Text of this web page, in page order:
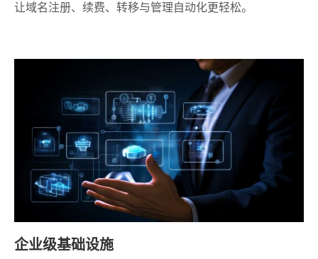
让域名注册、续费、转移与管理自动化更轻松。
企业级基础设施